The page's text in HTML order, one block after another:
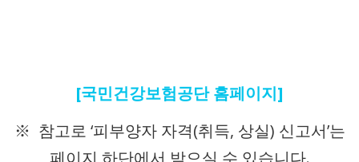
[국민건강보험공단 홈페이지]
※ 참고로 ‘피부양자 자격(취득, 상실) 신고서’는